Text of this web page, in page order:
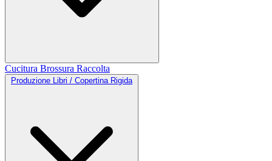
Cucitura Brossura Raccolta
Produzione Libri / Copertina Rigida